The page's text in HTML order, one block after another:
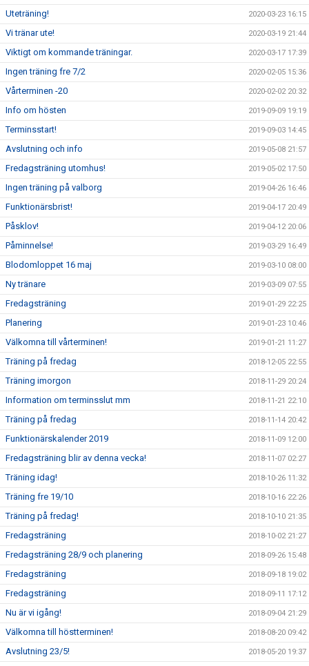
Uteträning! 2020-03-23 16:15
Vi tränar ute! 2020-03-19 21:44
Viktigt om kommande träningar. 2020-03-17 17:39
Ingen träning fre 7/2 2020-02-05 15:36
Vårterminen -20 2020-02-02 20:32
Info om hösten 2019-09-09 19:19
Terminsstart! 2019-09-03 14:45
Avslutning och info 2019-05-08 21:57
Fredagsträning utomhus! 2019-05-02 17:50
Ingen träning på valborg 2019-04-26 16:46
Funktionärsbrist! 2019-04-17 20:49
Påsklov! 2019-04-12 20:06
Påminnelse! 2019-03-29 16:49
Blodomloppet 16 maj 2019-03-10 08:00
Ny tränare 2019-03-09 07:55
Fredagsträning 2019-01-29 22:25
Planering 2019-01-23 10:46
Välkomna till vårterminen! 2019-01-21 11:27
Träning på fredag 2018-12-05 22:55
Träning imorgon 2018-11-29 20:24
Information om terminsslut mm 2018-11-21 22:10
Träning på fredag 2018-11-14 20:42
Funktionärskalender 2019 2018-11-09 12:00
Fredagsträning blir av denna vecka! 2018-11-07 02:27
Träning idag! 2018-10-26 11:32
Träning fre 19/10 2018-10-16 22:26
Träning på fredag! 2018-10-10 21:35
Fredagsträning 2018-10-02 21:27
Fredagsträning 28/9 och planering 2018-09-26 15:48
Fredagsträning 2018-09-18 19:02
Fredagsträning 2018-09-11 17:12
Nu är vi igång! 2018-09-04 21:29
Välkomna till höstterminen! 2018-08-20 09:42
Avslutning 23/5! 2018-05-20 19:37